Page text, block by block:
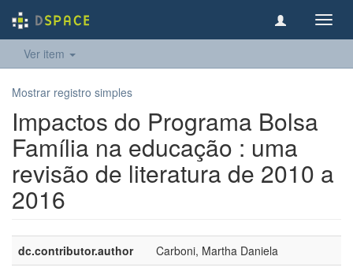
Ver item
Mostrar registro simples
Impactos do Programa Bolsa
Família na educação : uma
revisão de literatura de 2010 a
2016
dc.contributor.author
Carboni, Martha Daniela